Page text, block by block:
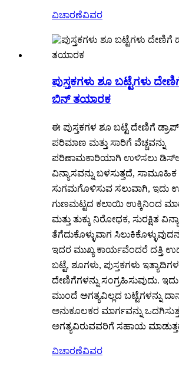
ವಿಚಾರಣೆವಿವರ
ಪುಸ್ತಕಗಳು ಶೂ ಬಟ್ಟೆಗಳು
ಬಿನ್ ತಯಾರಕ
ಈ ಪುಸ್ತಕಗಳ ಶೂ ಬಟ್ಟೆ ದೇಣಿಗೆ
ಪರಿಮಾಣ ಮತ್ತು ಸಾರಿಗೆ ವೆಚ್ಚವನ್ನು
ಪರಿಣಾಮಕಾರಿಯಾಗಿ ಉಳಿಸಲು
ವಿನ್ಯಾಸವನ್ನು ಬಳಸುತ್ತದೆ, ಸಾಮೂಹಿಕ
ಸುಗಮಗೊಳಿಸುವ ಸಲುವಾಗಿ, ಇದು
ಗುಣಮಟ್ಟದ ಕಲಾಯಿ ಉಕ್ಕಿನಿಂದ
ಮತ್ತು ತುಕ್ಕು ನಿರೋಧಕ, ಸುರಕ್ಷಿತ
ತೆಗೆದುಕೊಳ್ಳುವಾಗ
ಇದರ ಮುಖ್ಯ ಕಾರ್ಯವೆಂದರೆ ದತ್ತಿ
ಬಟ್ಟೆ, ಶೂಗಳು, ಪುಸ್ತಕಗಳು
ದೇಣಿಗೆಗಳನ್ನು ಸಂಗ್ರಹಿಸುವುದು.
ಮುಂದೆ ಅಗತ್ಯವಿಲ್ಲದ ಬಟ್ಟೆಗಳನ್ನು
ಅನುಕೂಲಕರ ಮಾರ್ಗವನ್ನು
ಅಗತ್ಯವಿರುವವರಿಗೆ ಸಹಾಯ
ವಿಚಾರಣೆವಿವರ